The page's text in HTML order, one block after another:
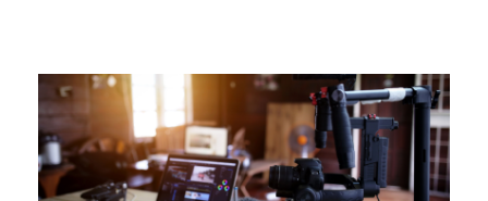
CONTACT
정부지원사업